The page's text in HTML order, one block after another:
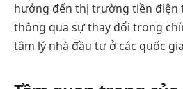
hưởng đến thị trường tiền điện
thông qua sự thay đổi trong
tâm lý nhà đầu tư ở các quốc